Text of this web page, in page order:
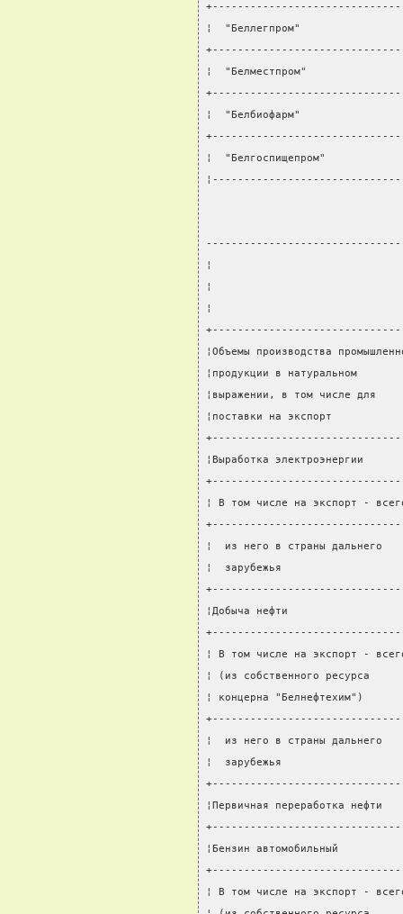
¦  "Беллегпром"
¦  "Белместпром"
¦  "Белбиофарм"
¦  "Белгоспищепром"
¦                                 ¦
¦                                 ¦
¦
¦Объемы производства
¦продукции в
¦выражении, в том
¦поставки на экспорт
¦Выработка электроэнергии
¦ В том числе на экспорт -
¦  из него в страны
¦  зарубежья
¦Добыча нефти
¦ В том числе на экспорт -
¦ (из собственного
¦ концерна
¦  из него в страны
¦  зарубежья
¦Первичная переработка
¦Бензин автомобильный
¦ В том числе на экспорт -